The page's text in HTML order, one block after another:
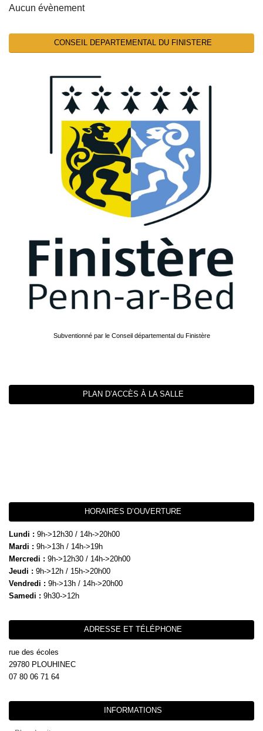
Aucun évènement
CONSEIL DEPARTEMENTAL DU FINISTERE
Subventionné par le Conseil départemental du Finistère
PLAN D’ACCÈS À LA SALLE
HORAIRES D’OUVERTURE
Lundi : 9h->12h30 / 14h->20h00
Mardi : 9h->13h / 14h->19h
Mercredi : 9h->12h30 / 14h->20h00
Jeudi : 9h->12h / 15h->20h00
Vendredi : 9h->13h / 14h->20h00
Samedi : 9h30->12h
ADRESSE ET TÉLÉPHONE
rue des écoles
29780 PLOUHINEC
07 80 06 71 64
INFORMATIONS